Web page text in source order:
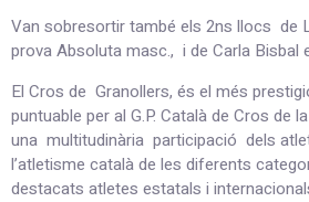
Van sobresortir també els 2ns llocs de
prova Absoluta masc., i de Carla Bisbal
El Cros de Granollers, és el més
puntuable per al G.P. Català de Cros de
una multitudinària participació dels
l’atletisme català de les diferents
destacats atletes estatals i